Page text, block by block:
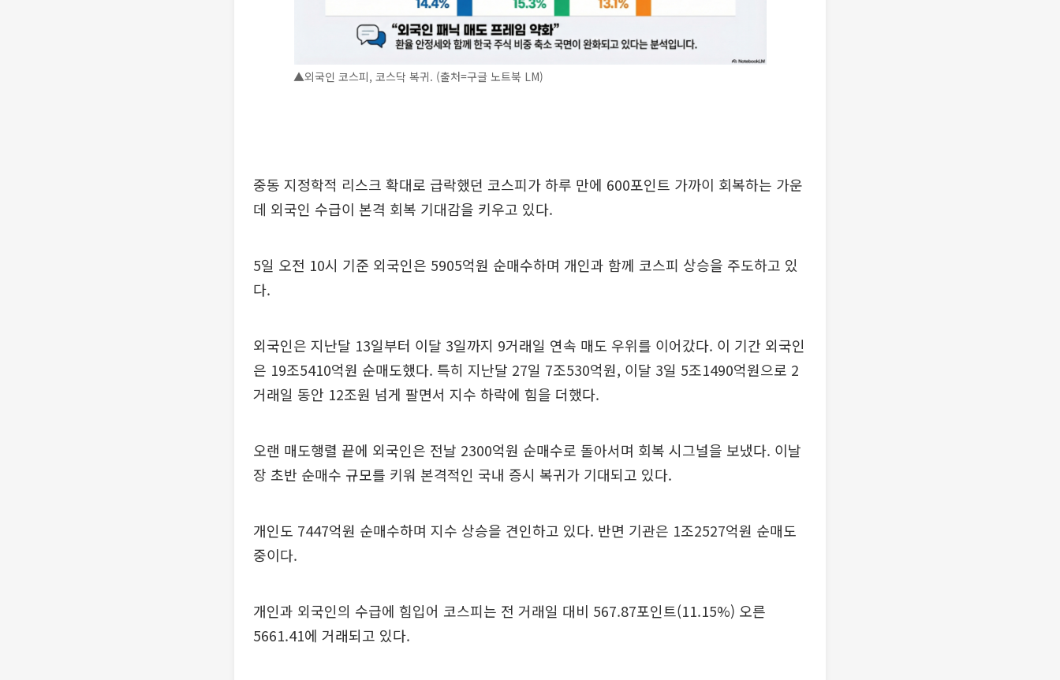
▲외국인 코스피, 코스닥 복귀. (출처=구글 노트북 LM)
중동 지정학적 리스크 확대로 급락했던 코스피가 하루 만에 600포인트 가까이 회복하는 가운
데 외국인 수급이 본격 회복 기대감을 키우고 있다.
5일 오전 10시 기준 외국인은 5905억원 순매수하며 개인과 함께 코스피 상승을 주도하고 있
다.
외국인은 지난달 13일부터 이달 3일까지 9거래일 연속 매도 우위를 이어갔다. 이 기간 외국인
은 19조5410억원 순매도했다. 특히 지난달 27일 7조530억원, 이달 3일 5조1490억원으로 2
거래일 동안 12조원 넘게 팔면서 지수 하락에 힘을 더했다.
오랜 매도행렬 끝에 외국인은 전날 2300억원 순매수로 돌아서며 회복 시그널을 보냈다. 이날
장 초반 순매수 규모를 키워 본격적인 국내 증시 복귀가 기대되고 있다.
개인도 7447억원 순매수하며 지수 상승을 견인하고 있다. 반면 기관은 1조2527억원 순매도
중이다.
개인과 외국인의 수급에 힘입어 코스피는 전 거래일 대비 567.87포인트(11.15%) 오른
5661.41에 거래되고 있다.